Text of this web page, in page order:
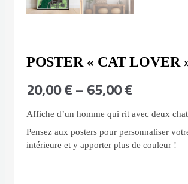
POSTER « CAT LOVER
20,00€–65,00€
Plage
de
prix :
Affiche d’un homme qui rit avec deux
Pensez aux posters pour personnaliser
intérieure et y apporter plus de couleur !